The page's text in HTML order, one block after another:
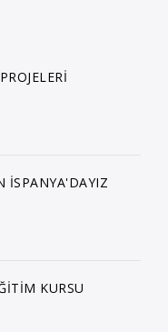
İSPANYA'DAYIZ
KURSU